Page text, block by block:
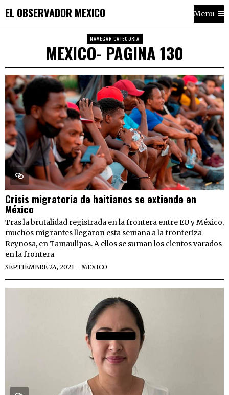
EL OBSERVADOR MEXICO Menu
NAVEGAR CATEGORIA
MEXICO- PAGINA 130
Crisis migratoria de haitianos se extiende en
México
Tras la brutalidad registrada en la frontera entre EU y México,
muchos migrantes llegaron esta semana a la fronteriza
Reynosa, en Tamaulipas. A ellos se suman los cientos varados
en la frontera
SEPTIEMBRE 24, 2021 MEXICO